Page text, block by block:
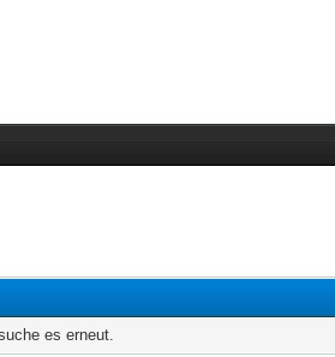
es erneut.